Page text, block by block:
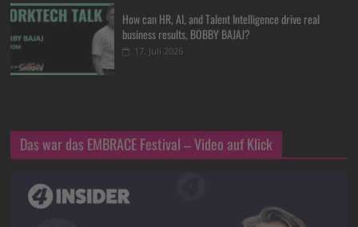
How can HR, AI, and Talent Intelligence drive real
business results, BOBBY BAJAJ?
17. Juli 2026
Das war das EMBRACE Festival – Video auf Klick